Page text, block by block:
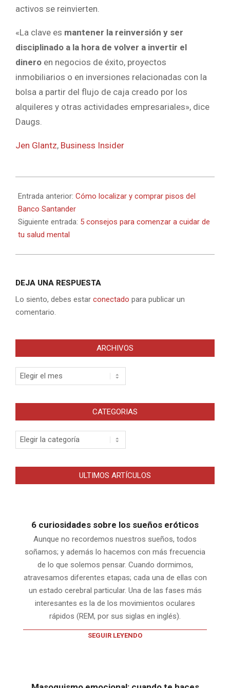
activos se reinvierten.
«La clave es mantener la reinversión y ser
disciplinado a la hora de volver a invertir el
dinero en negocios de éxito, proyectos
inmobiliarios o en inversiones relacionadas con la
bolsa a partir del flujo de caja creado por los
alquileres y otras actividades empresariales», dice
Daugs.
Jen Glantz, Business Insider
04-
19
Entrada anterior: Cómo localizar y comprar pisos del
Banco Santander
Siguiente entrada: 5 consejos para comenzar a cuidar de
tu salud mental
DEJA UNA RESPUESTA
Lo siento, debes estar conectado para publicar un
comentario.
ARCHIVOS
Archivos
CATEGORIAS
Categorias
ULTIMOS ARTÍCULOS
6 curiosidades sobre los sueños eróticos
Aunque no recordemos nuestros sueños, todos
soñamos; y además lo hacemos con más frecuencia
de lo que solemos pensar. Cuando dormimos,
atravesamos diferentes etapas; cada una de ellas con
un estado cerebral particular. Una de las fases más
interesantes es la de los movimientos oculares
rápidos (REM, por sus siglas en inglés).
SEGUIR LEYENDO